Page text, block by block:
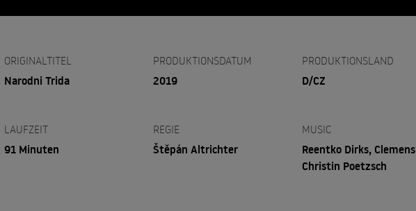
ORIGINALTITEL
Narodni Trida
PRODUKTIONSDATUM
2019
PRODUKTIONSLAND
D/CZ
LAUFZEIT
91 Minuten
REGIE
Štěpán Altrichter
MUSIC
Reentko Dirks, Clemens
Christin Poetzsch